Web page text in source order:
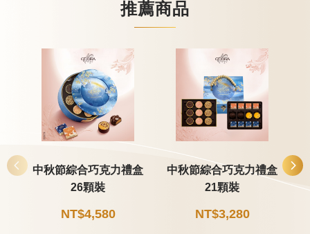
推薦商品
中秋節綜合巧克力禮盒
26顆裝
NT$4,580
中秋節綜合巧克力禮盒
21顆裝
NT$3,280